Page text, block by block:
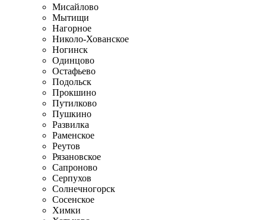
Мисайлово
Мытищи
Нагорное
Николо-Хованское
Ногинск
Одинцово
Остафьево
Подольск
Прокшино
Путилково
Пушкино
Развилка
Раменское
Реутов
Рязановское
Сапроново
Серпухов
Солнечногорск
Сосенское
Химки